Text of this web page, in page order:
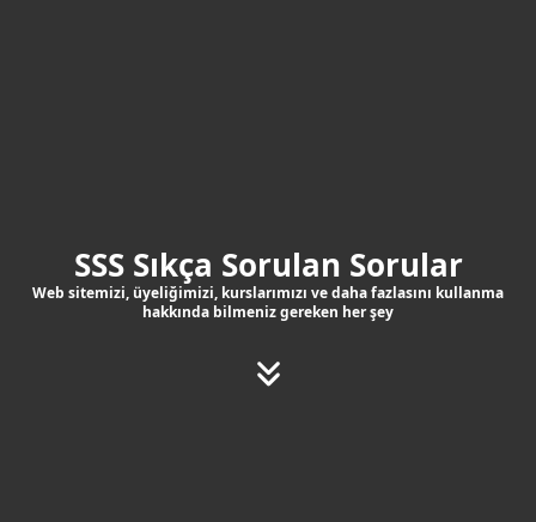
SSS Sıkça Sorulan Sorular
Web sitemizi, üyeliğimizi, kurslarımızı ve daha fazlasını kullanma
hakkında bilmeniz gereken her şey